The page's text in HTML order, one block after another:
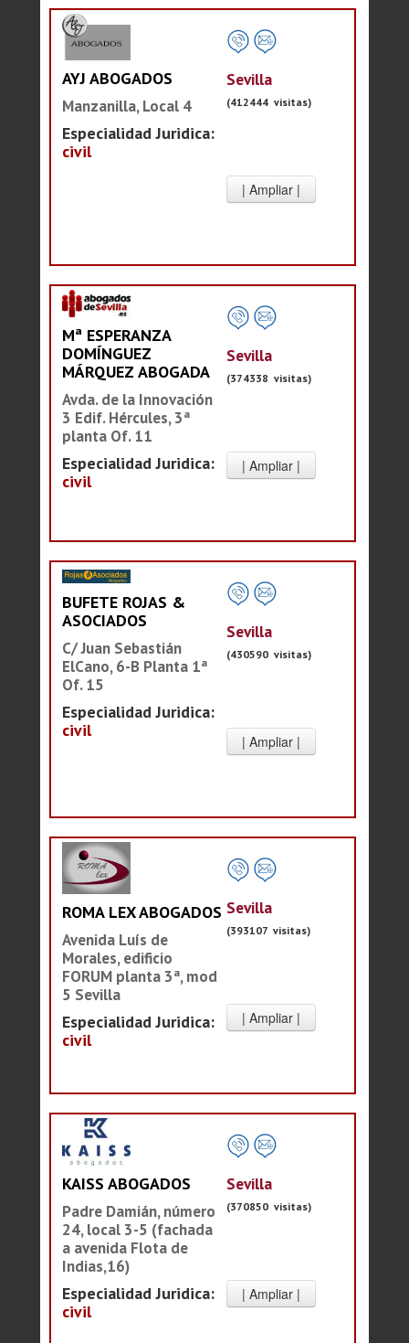
AYJ ABOGADOS
Manzanilla, Local 4
Especialidad Juridica:
civil
Sevilla
(412444 visitas)
Mª ESPERANZA
DOMÍNGUEZ
MÁRQUEZ ABOGADA
Avda. de la Innovación
3 Edif. Hércules, 3ª
planta Of. 11
Especialidad Juridica:
civil
Sevilla
(374338 visitas)
BUFETE ROJAS &
ASOCIADOS
C/ Juan Sebastián
ElCano, 6-B Planta 1ª
Of. 15
Especialidad Juridica:
civil
Sevilla
(430590 visitas)
ROMA LEX ABOGADOS
Avenida Luís de
Morales, edificio
FORUM planta 3ª, mod
5 Sevilla
Especialidad Juridica:
civil
Sevilla
(393107 visitas)
KAISS ABOGADOS
Padre Damián, número
24, local 3-5 (fachada
a avenida Flota de
Indias,16)
Especialidad Juridica:
civil
Sevilla
(370850 visitas)